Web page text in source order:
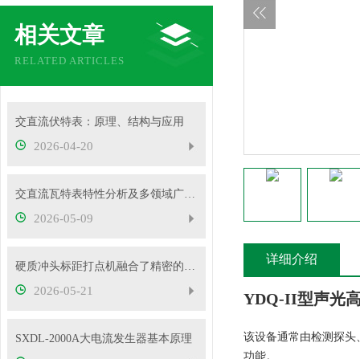
相关文章
RELATED ARTICLES
交直流伏特表：原理、结构与应用
2026-04-20
交直流瓦特表特性分析及多领域广泛应用
2026-05-09
硬质冲头标距打点机融合了精密的机械传动与弹性冲击技术
2026-05-21
SXDL-2000A大电流发生器基本原理
详细介绍
YDQ-II型声光
该设备通常由检测探
功能。